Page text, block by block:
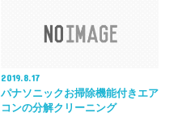
2019.8.17
パナソニックお掃除機能付きエア
コンの分解クリーニング